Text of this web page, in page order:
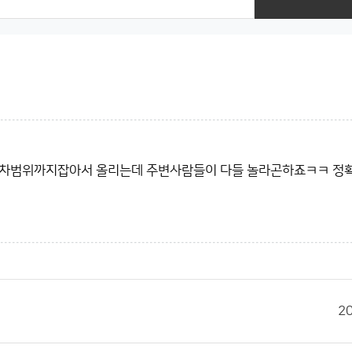
위까지잡아서 올리는데 주변사람들이 다들 놀라곤하죠ㅋㅋ 정